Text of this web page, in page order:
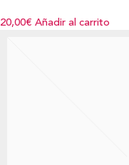
20,00€ Añadir al carrito